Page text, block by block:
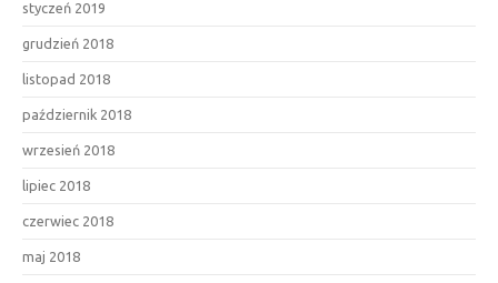
styczeń 2019
grudzień 2018
listopad 2018
październik 2018
wrzesień 2018
lipiec 2018
czerwiec 2018
maj 2018